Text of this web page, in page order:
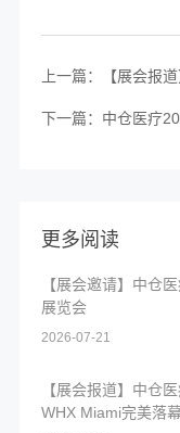
下一篇：中仓医疗
更多阅读
【展会邀请】中仓
展览会
2026-07-21
【展会报道】中仓
WHX Miami完美落幕